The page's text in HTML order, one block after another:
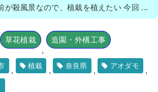
が殺風景なので、植栽を植えたい 今回 ...
草花植栽
,
造園・外構工事
,
植栽
,
奈良県
,
アオダモ
,